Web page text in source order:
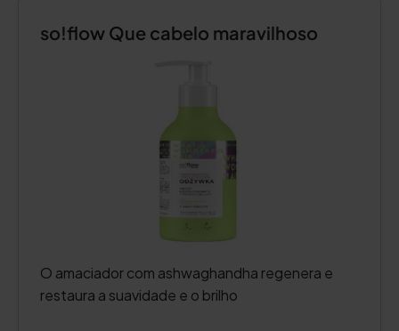
so!flow Que cabelo maravilhoso
O amaciador com ashwaghandha regenera e
restaura a suavidade e o brilho